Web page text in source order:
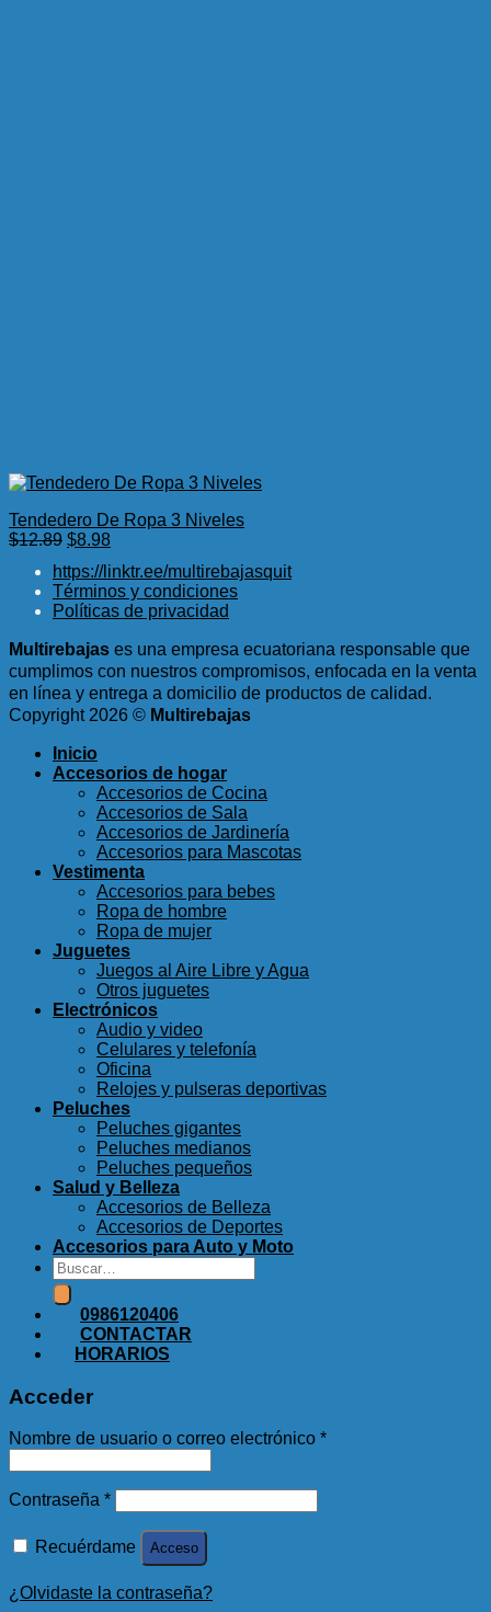
Tendedero De Ropa 3 Niveles
$12.89 El
original
era:
$12.89.
$8.98El
actual
es:
$8.98.
https://linktr.ee/multirebajasquit
Términos y condiciones
Políticas de privacidad
Multirebajas es una empresa ecuatoriana responsable que
cumplimos con nuestros compromisos, enfocada en la venta
en línea y entrega a domicilio de productos de calidad.
Copyright 2026 © Multirebajas
Inicio
Accesorios de hogar
Accesorios de Cocina
Accesorios de Sala
Accesorios de Jardinería
Accesorios para Mascotas
Vestimenta
Accesorios para bebes
Ropa de hombre
Ropa de mujer
Juguetes
Juegos al Aire Libre y Agua
Otros juguetes
Electrónicos
Audio y video
Celulares y telefonía
Oficina
Relojes y pulseras deportivas
Peluches
Peluches gigantes
Peluches medianos
Peluches pequeños
Salud y Belleza
Accesorios de Belleza
Accesorios de Deportes
Accesorios para Auto y Moto
Buscar
por:
0986120406
CONTACTAR
HORARIOS
Acceder
Nombre de usuario o correo electrónico *
Contraseña *
Recuérdame Acceso
¿Olvidaste la contraseña?